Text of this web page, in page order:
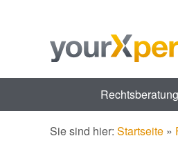
Rechtsberatung
Sie sind hier: Startseite »